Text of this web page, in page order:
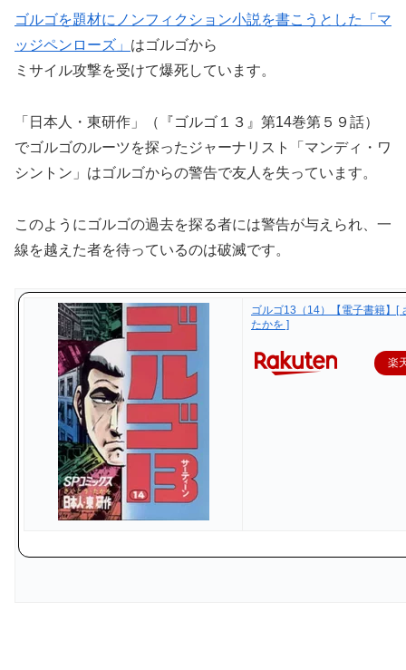
ゴルゴを題材にノンフィクション小説を書こうとした「マ
ッジペンローズ」 はゴルゴから
ミサイル攻撃を受けて爆死しています。
「日本人・東研作」（『ゴルゴ１３』第14巻第５９話）
でゴルゴのルーツを探ったジャーナリスト「マンディ・ワ
シントン」はゴルゴからの警告で友人を失っています。
このようにゴルゴの過去を探る者には警告が与えられ、一
線を越えた者を待っているのは破滅です。
ゴルゴ13（14）【電子書籍】[
たかを ]
楽